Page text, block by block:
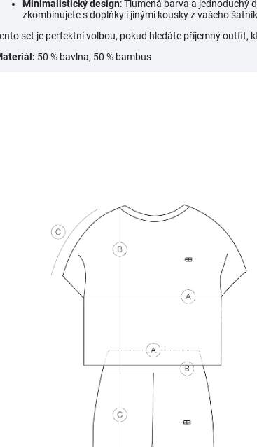
Minimalistický design: Tlumená barva a jednoduchý
zkombinujete s doplňky i jinými kousky z vašeho
set je perfektní volbou, pokud hledáte příjemný outfit,
50 % bavlna, 50 % bambus